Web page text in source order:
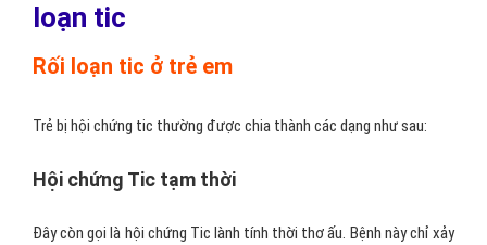
loạn tic
Rối loạn tic ở trẻ em
Trẻ bị hội chứng tic thường được chia thành các dạng như sau:
Hội chứng Tic tạm thời
Đây còn gọi là hội chứng Tic lành tính thời thơ ấu. Bệnh này chỉ xảy